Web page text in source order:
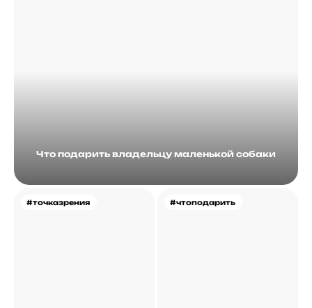
Что подарить владельцу маленькой собаки
#точказрения #чтоподарить